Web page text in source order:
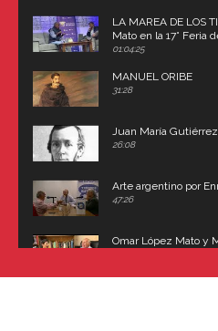
LA MAREA DE LOS
Mato en la 17° Feria
(Uruguay)
01:04:25
MANUEL ORIBE
31:28
Juan María Gutiérrez
26:08
Arte argentino por
47:26
Omar López Mato y